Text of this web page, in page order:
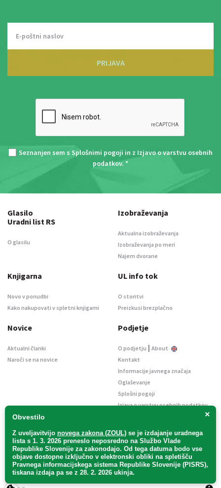
PRIJAVA
Seznanjen sem s Splošnimi pogoji in z Izjavo o varstvu osebnih
podatkov. *
×
Obvestilo
Z uveljavitvijo novega zakona (ZOUL) se je izdajanje uradnega
lista s 1. 3. 2026 preneslo neposredno na Službo Vlade
Republike Slovenije za zakonodajo. Od tega datuma bodo vse
objave dostopne izključno v elektronski obliki na spletišču
Pravnega informacijskega sistema Republike Slovenije (PISRS),
tiskana izdaja pa se z 28. 2. 2026 ukinja.
Glasilo
Uradni list RS
O glasilu
Izobraževanja
Aktualna izobraževanja
Izobraževanja po meri
Najem dvorane
Knjigarna
Novo v ponudbi
Kako nakupovati v spletni knjigarni
UL info tok
O storitvi
Preizkusi brezplačno
Novice
Aktualni članki
Naroči se na novice
Podjetje
O podjetju | About
Kontakt
Informacije javnega značaja
Oglaševanje
Splošni pogoji
Izjava o varstvu osebnih podatkov
Uradni list d. o. o. – v likvidaciji / Vse pravice pridržane.